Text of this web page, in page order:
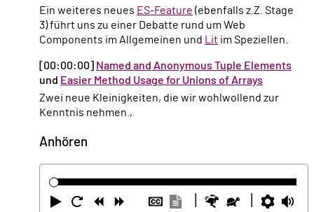
Ein weiteres neues ES-Feature (ebenfalls z.Z. Stage
3) führt uns zu einer Debatte rund um Web
Components im Allgemeinen und
Lit im Speziellen.
[00:00:00] Named and Anonymous Tuple Elements
und Easier Method Usage for Unions of Arrays
Zwei neue Kleinigkeiten, die wir wohlwollend zur
Kenntnis nehmen.,
Anhören
Abspielen
Neustart
ZurückVorwärtsUntertitel
Transkription
Schneller
Langsamer